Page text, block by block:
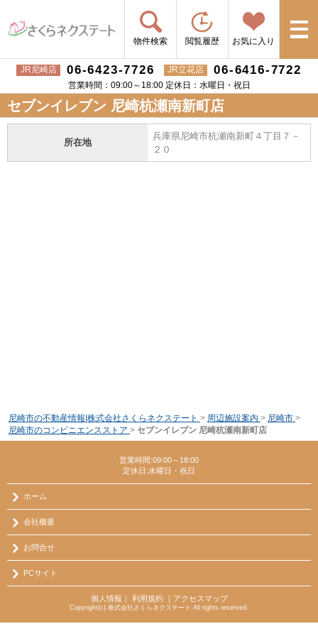
物件検索 閲覧履歴 お気に入り
JR尼崎店 06-6423-7726 JR立花店 06-6416-7722
営業時間：09:00～18:00 定休日：水曜日・祝日
セブンイレブン 尼崎杭瀬南新町店
所在地
兵庫県尼崎市杭瀬南新町４丁目７－
２０
尼崎市の不動産情報|株式会社さくらネクステート > 周辺施設案内 > 尼崎市 >
尼崎市のコンビニエンスストア > セブンイレブン 尼崎杭瀬南新町店
営業時間:09:00～18:00
定休日:水曜日・祝日
ホーム
会社概要
お問合せ
PCサイト
個人情報 利用規約｜ アクセスマップ
Copyright(c) 株式会社さくらネクステート All rights reserved.